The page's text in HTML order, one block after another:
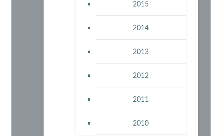
2015
2014
2013
2012
2011
2010